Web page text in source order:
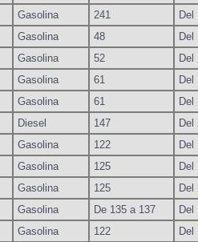
Gasolina 241
Del
Gasolina 48
Del
Gasolina 52
Del
Gasolina 61
Del
Gasolina 61
Del
Diesel 147
Del
Gasolina 122
Del
Gasolina 125
Del
Gasolina 125
Del
Gasolina De 135 a 137
Del
Gasolina 122
Del